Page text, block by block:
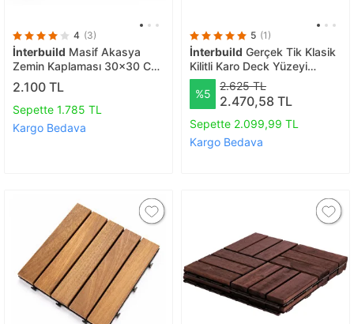
4 (3)
İnterbuild Masif Akasya
Zemin Kaplaması 30x30 Cm
10 Adet Karo = 0,9 M2
Espresso
2.100 TL
Sepette 1.785 TL
Kargo Bedava
5 (1)
İnterbuild Gerçek Tik Klasik
Kilitli Karo Deck Yüzeyi
İşlenmemiş 10'lu 12 Çıtalı
%5
2.625 TL
2.470,58 TL
Sepette 2.099,99 TL
Kargo Bedava